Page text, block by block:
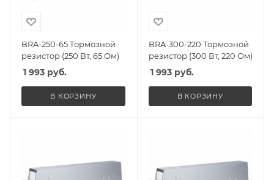
BRA-250-65 Тормозной
резистор (250 Вт, 65 Ом)
1 993 руб.
В КОРЗИНУ
BRA-300-220 Тормозной
резистор (300 Вт, 220 Ом)
1 993руб.
В КОРЗИНУ